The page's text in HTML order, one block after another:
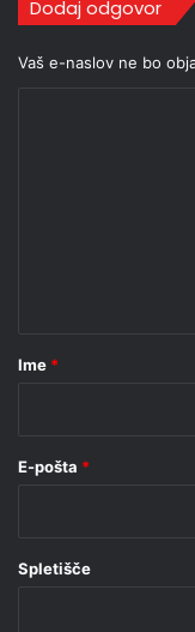
Dodaj odgovor
Vaš e-naslov ne bo
rIme *
E-pošta *
Spletišče